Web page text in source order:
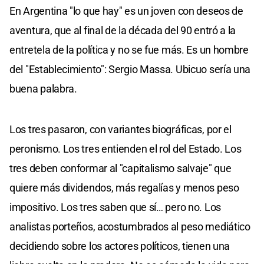
En Argentina "lo que hay" es un joven con deseos de
aventura, que al final de la década del 90 entró a la
entretela de la política y no se fue más. Es un hombre
del "Establecimiento": Sergio Massa. Ubicuo sería una
buena palabra.
Los tres pasaron, con variantes biográficas, por el
peronismo. Los tres entienden el rol del Estado. Los
tres deben conformar al "capitalismo salvaje" que
quiere más dividendos, más regalías y menos peso
impositivo. Los tres saben que sí… pero no. Los
analistas porteños, acostumbrados al peso mediático
decidiendo sobre los actores políticos, tienen una